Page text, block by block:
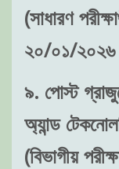
(সাধারণ
২০/০১/
৯. পোস্ট
অ্যান্ড
(বিভাগীয়